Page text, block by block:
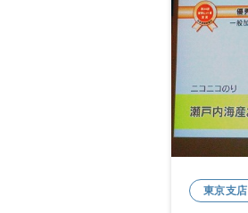
東京支店